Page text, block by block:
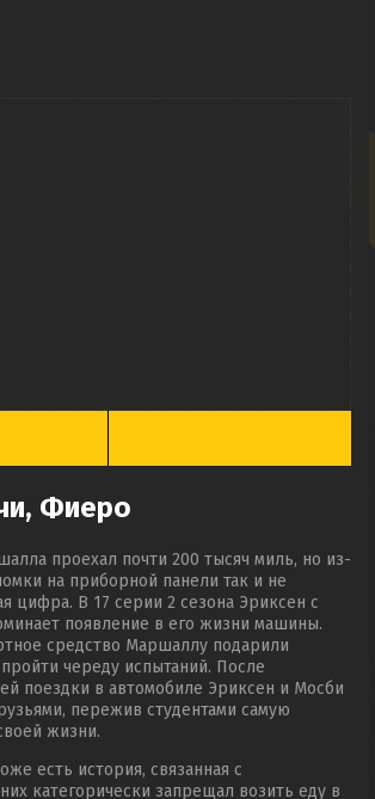
Фиеро
проехал почти 200 тысяч миль, но из-
на приборной панели так и не
цифра. В 17 серии 2 сезона Эриксен с
появление в его жизни машины.
средство Маршаллу подарили
череду испытаний. После
поездки в автомобиле Эриксен и Мосби
пережив студентами самую
жизни.
есть история, связанная с
категорически запрещал возить еду в